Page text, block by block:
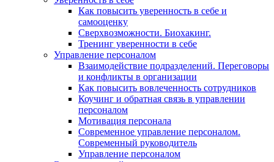
Как повысить уверенность в себе и
самооценку
Сверхвозможности. Биохакинг.
Тренинг уверенности в себе
Управление персоналом
Взаимодействие подразделений. Переговоры
и конфликты в организации
Как повысить вовлеченность сотрудников
Коучинг и обратная связь в управлении
персоналом
Мотивация персонала
Современное управление персоналом.
Современный руководитель
Управление персоналом